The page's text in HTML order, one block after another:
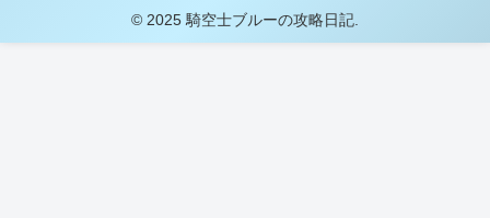
© 2025 騎空士ブルーの攻略日記.